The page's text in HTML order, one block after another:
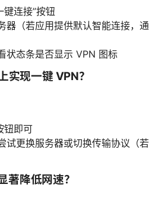
键连接”按钮
器（若应用提供默认智能连接，通
状态条是否显示 VPN 图标
现一键 VPN？
钮即可
试更换服务器或切换传输协议（若
著降低网速？